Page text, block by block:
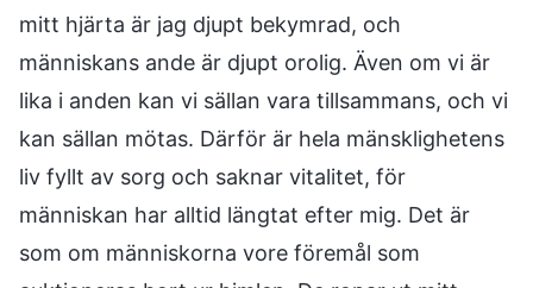
mitt hjärta är jag djupt bekymrad, och
människans ande är djupt orolig. Även om vi är
lika i anden kan vi sällan vara tillsammans, och vi
kan sällan mötas. Därför är hela mänsklighetens
liv fyllt av sorg och saknar vitalitet, för
människan har alltid längtat efter mig. Det är
som om människorna vore föremål som